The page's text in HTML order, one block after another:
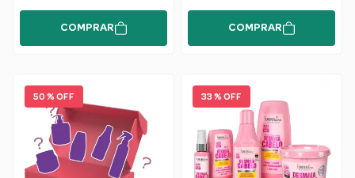
COMPRAR COMPRAR
50 % OFF 33 % OFF